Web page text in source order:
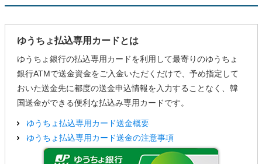
ゆうちょ払込専用カードとは
ゆうちょ銀行の払込専用カードを利用して最寄りのゆうちょ
銀行ATMで送金資金をご入金いただくだけで、予め指定して
おいた送金先に都度の送金申込情報を入力することなく、韓
国送金ができる便利な払込み専用カードです。
ゆうちょ払込専用カード送金概要
ゆうちょ払込専用カード送金の注意事項